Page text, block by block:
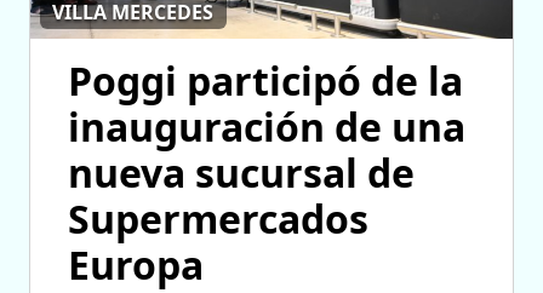
VILLA MERCEDES
Poggi participó de la
inauguración de una
nueva sucursal de
Supermercados
Europa